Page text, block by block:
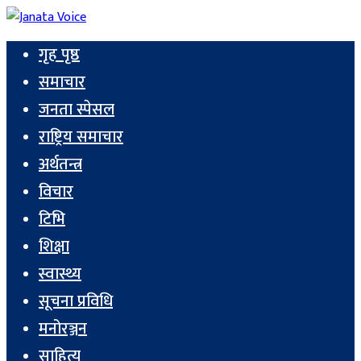
गृह पृष्ठ
समाचार
जनता स्पेसल
राष्ट्रिय समाचार
अर्थतन्त्र
विचार
टिभि
शिक्षा
स्वास्थ्य
सूचना प्रविधि
मनोरञ्जन